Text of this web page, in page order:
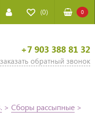
(0) 0
+7 903 388 81 32
заказать обратный звонок
> Сборы рассыпные >